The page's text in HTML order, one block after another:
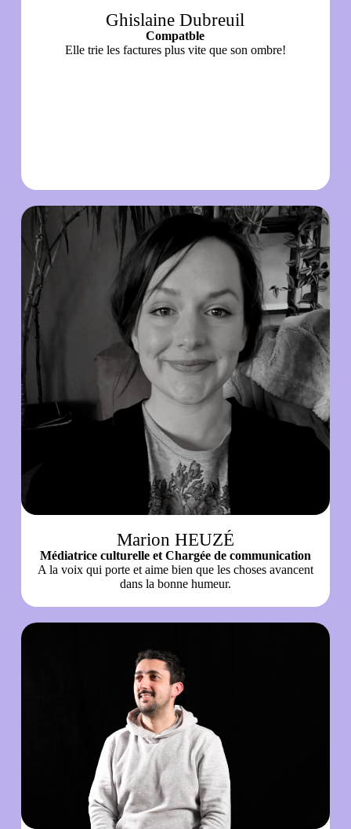
Ghislaine Dubreuil
Compatble
Elle trie les factures plus vite que son ombre!
Marion HEUZÉ
Médiatrice culturelle et Chargée de communication
A la voix qui porte et aime bien que les choses avancent
dans la bonne humeur.